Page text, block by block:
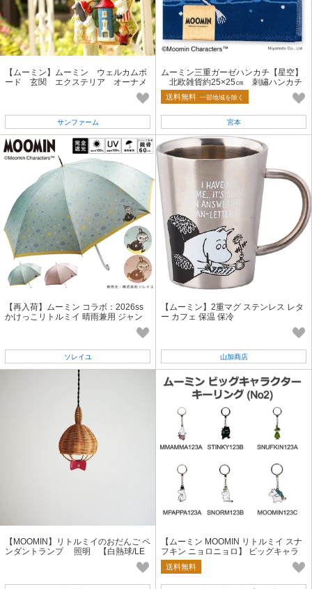
【ムーミン】ムーミン ウェルカムボ
ード 玄関 エクステリア オーナメ
サンファーム
ムーミン三重ガーゼハンカチ【星空】
北欧雑貨約25×25㎝ 刺繡ハンカチ
送料無料 一部地域を除く
宮本
【再入荷】ムーミン コラボ：2026ss
かけっこリトルミイ 晴雨兼用 ジャン
ソレイユ
【ムーミン】2重マグ ステンレス レタ
ー カフェ 保温 保冷
山加商店
【MOOMIN】リトルミイのおだんご ペ
ンダントランプ 照明 【白熱球/LE
【ムーミン MOOMIN リトルミイ スナ
フキン ニョロニョロ】 ビッグキャラ
クター キーリング No2【人気商品】
送料無料